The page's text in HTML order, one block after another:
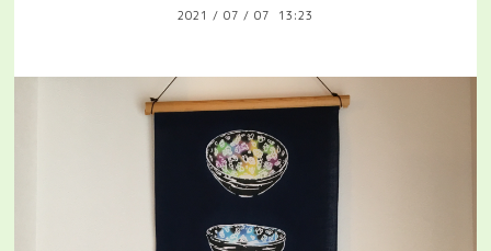
2021 / 07 / 07 13:23